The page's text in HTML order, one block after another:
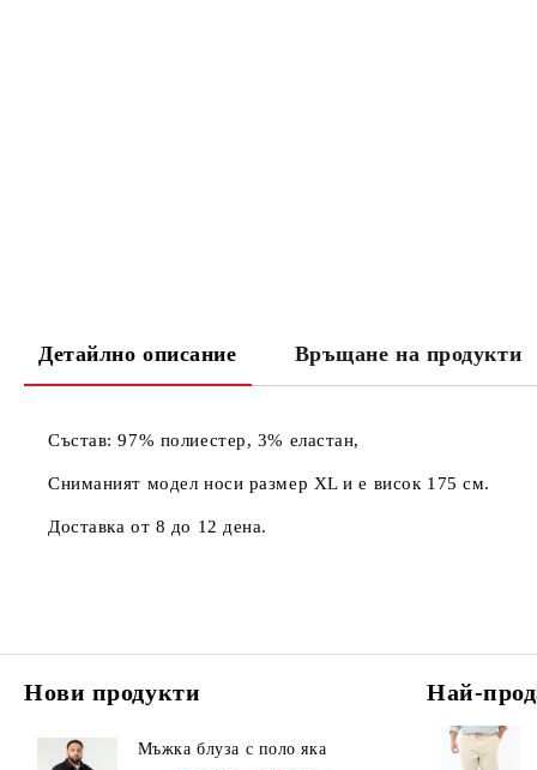
Детайлно описание Връщане на продукти
Състав: 97% полиестер, 3% еластан,
Сниманият модел носи размер XL и е висок 175 см.
Доставка от 8 до 12 дена.
Нови продукти
Мъжка блуза с поло яка
Най-